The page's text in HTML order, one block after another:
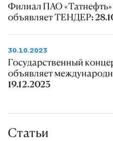
Филиал ПАО
объявляет ТЕНДЕР:
30.10.2023
Государственный
объявляет
19.12.2023
Статьи